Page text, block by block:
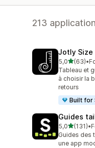
213
Jotly Size
5,0étoile(s)
(63)
63 avis au•
Tableau et
à choisir la
retours
Built for
Guides
5,0étoile(s)
(131)
131 avis au
•
Guides des
une app